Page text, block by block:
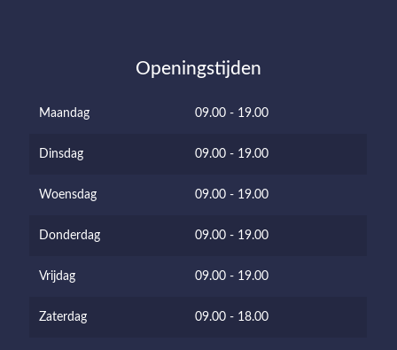
Openingstijden
Maandag 09.00 - 19.00
Dinsdag 09.00 - 19.00
Woensdag 09.00 - 19.00
Donderdag 09.00 - 19.00
Vrijdag 09.00 - 19.00
Zaterdag 09.00 - 18.00